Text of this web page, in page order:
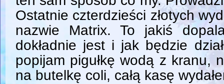
Ostatnie czterdzieści złotych
nazwie Matrix. To jakiś
dokładnie jest i jak będzie
popijam pigułkę wodą z kranu,
na butelkę coli, całą kasę